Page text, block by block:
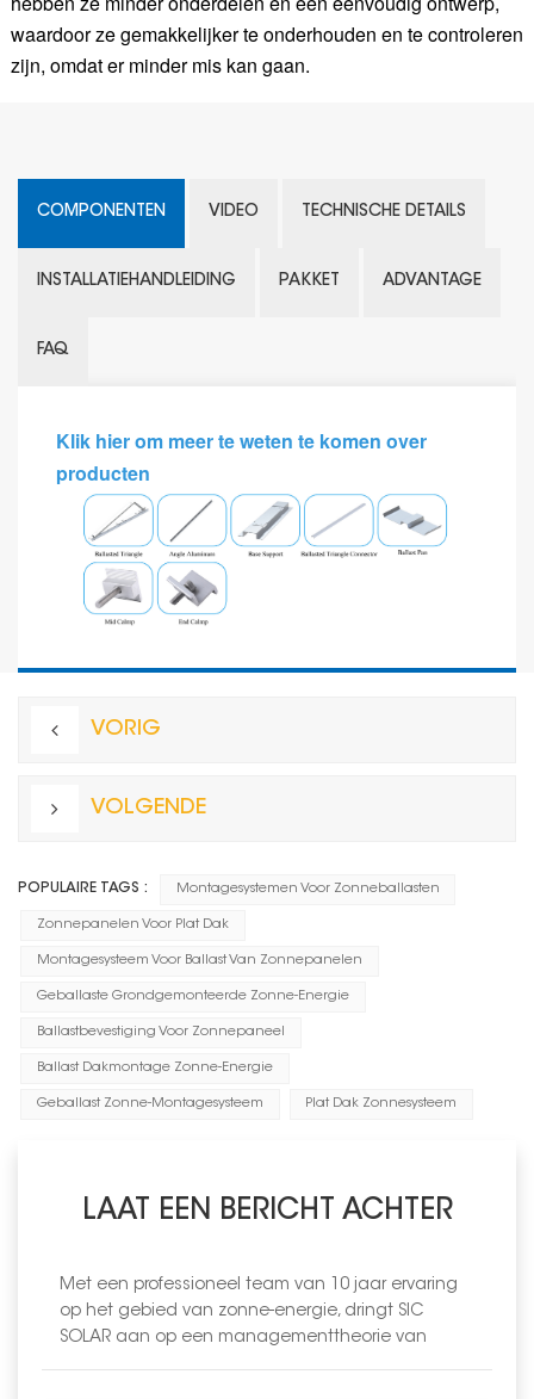
waardoor ze gemakkelijker te onderhouden en te controleren
zijn, omdat er minder mis kan gaan.
COMPONENTEN VIDEO TECHNISCHE DETAILS
INSTALLATIEHANDLEIDING PAKKET ADVANTAGE
FAQ
Klik hier om meer te weten te komen over
producten
VORIG
VOLGENDE
POPULAIRE TAGS : Montagesystemen Voor Zonneballasten
Zonnepanelen Voor Plat Dak
Montagesysteem Voor Ballast Van Zonnepanelen
Geballaste Grondgemonteerde Zonne-Energie
Ballastbevestiging Voor Zonnepaneel
Ballast Dakmontage Zonne-Energie
Geballast Zonne-Montagesysteem Plat Dak Zonnesysteem
LAAT EEN BERICHT ACHTER
Met een professioneel team van 10 jaar ervaring
op het gebied van zonne-energie, dringt SIC
SOLAR aan op een managementtheorie van